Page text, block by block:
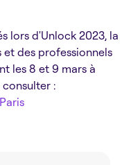
lors d'Unlock 2023, la
des professionnels
les 8 et 9 mars à
consulter :